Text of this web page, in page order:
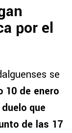
por el
se
10 de enero
que
de las 17